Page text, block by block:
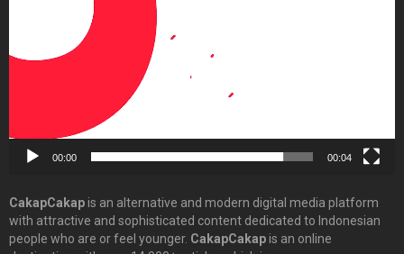
00:00 00:04
CakapCakapis an alternative and modern digital media platform
with attractive and sophisticated content dedicated to Indonesian
people who are or feel younger. CakapCakapis an online